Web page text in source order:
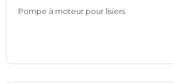
Pompe à moteur pour lisiers.